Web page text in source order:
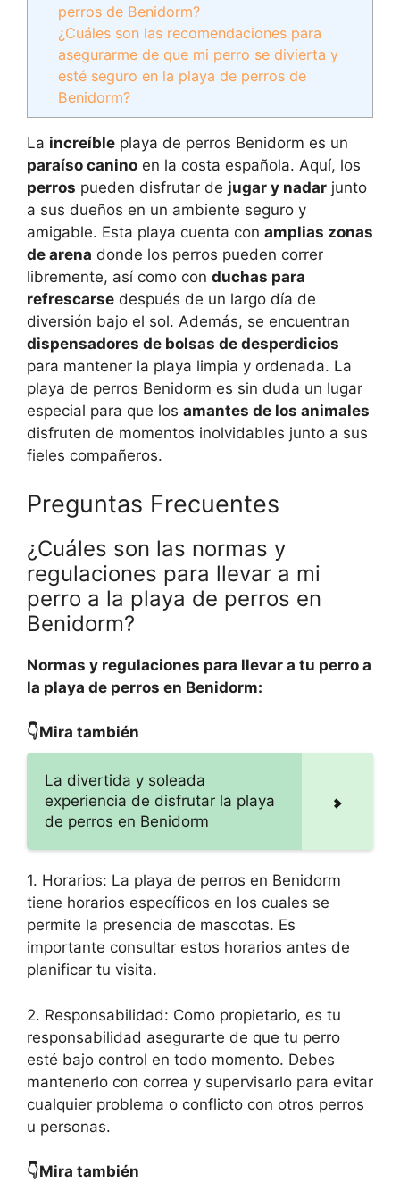
perros de Benidorm?
¿Cuáles son las recomendaciones para
asegurarme de que mi perro se divierta y
esté seguro en la playa de perros de
Benidorm?
La increíble playa de perros Benidorm es un
paraíso canino en la costa española. Aquí, los
perros pueden disfrutar de jugar y nadar junto
a sus dueños en un ambiente seguro y
amigable. Esta playa cuenta con amplias zonas
de arena donde los perros pueden correr
libremente, así como con duchas para
refrescarse después de un largo día de
diversión bajo el sol. Además, se encuentran
dispensadores de bolsas de desperdicios
para mantener la playa limpia y ordenada. La
playa de perros Benidorm es sin duda un lugar
especial para que los amantes de los animales
disfruten de momentos inolvidables junto a sus
fieles compañeros.
Preguntas Frecuentes
¿Cuáles son las normas y
regulaciones para llevar a mi
perro a la playa de perros en
Benidorm?
Normas y regulaciones para llevar a tu perro a
la playa de perros en Benidorm:
👇Mira también
La divertida y soleada
experiencia de disfrutar la playa
de perros en Benidorm
1. Horarios: La playa de perros en Benidorm
tiene horarios específicos en los cuales se
permite la presencia de mascotas. Es
importante consultar estos horarios antes de
planificar tu visita.
2. Responsabilidad: Como propietario, es tu
responsabilidad asegurarte de que tu perro
esté bajo control en todo momento. Debes
mantenerlo con correa y supervisarlo para evitar
cualquier problema o conflicto con otros perros
u personas.
👇Mira también